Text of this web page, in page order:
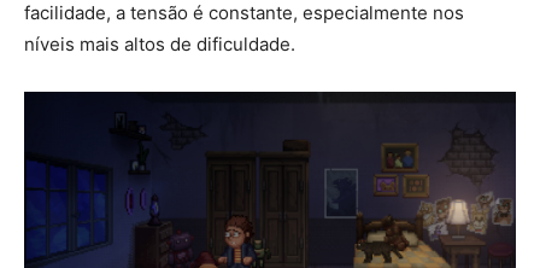
facilidade, a tensão é constante, especialmente nos
níveis mais altos de dificuldade.